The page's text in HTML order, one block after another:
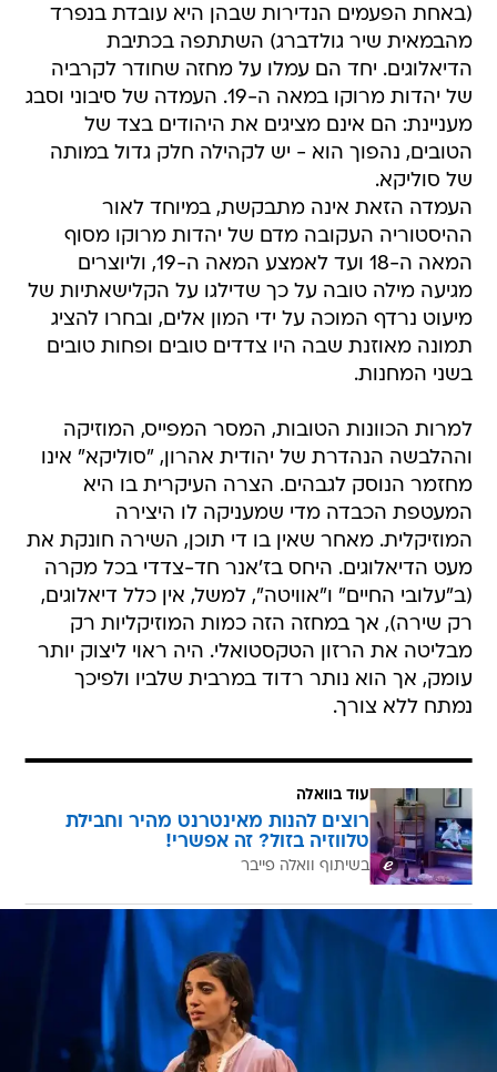
(באחת הפעמים הנדירות שבהן היא עובדת בנפרד
מהבמאית שיר גולדברג) השתתפה בכתיבת
הדיאלוגים. יחד הם עמלו על מחזה שחודר לקרביה
של יהדות מרוקו במאה ה-19. העמדה של סיבוני וסבג
מעניינת: הם אינם מציגים את היהודים בצד של
הטובים, נהפוך הוא - יש לקהילה חלק גדול במותה
של סוליקא.
העמדה הזאת אינה מתבקשת, במיוחד לאור
ההיסטוריה העקובה מדם של יהדות מרוקו מסוף
המאה ה-18 ועד לאמצע המאה ה-19, וליוצרים
מגיעה מילה טובה על כך שדילגו על הקלישאתיות של
מיעוט נרדף המוכה על ידי המון אלים, ובחרו להציג
תמונה מאוזנת שבה היו צדדים טובים ופחות טובים
בשני המחנות.
למרות הכוונות הטובות, המסר המפייס, המוזיקה
וההלבשה הנהדרת של יהודית אהרון, "סוליקא" אינו
מחזמר הנוסק לגבהים. הצרה העיקרית בו היא
המעטפת הכבדה מדי שמעניקה לו היצירה
המוזיקלית. מאחר שאין בו די תוכן, השירה חונקת את
מעט הדיאלוגים. היחס בז'אנר חד-צדדי בכל מקרה
(ב"עלובי החיים" ו"אוויטה", למשל, אין כלל דיאלוגים,
רק שירה), אך במחזה הזה כמות המוזיקליות רק
מבליטה את הרזון הטקסטואלי. היה ראוי ליצוק יותר
עומק, אך הוא נותר רדוד במרבית שלביו ולפיכך
נמתח ללא צורך.
עוד בוואלה
רוצים להנות מאינטרנט מהיר וחבילת
טלווזיה בזול? זה אפשרי!
בשיתוף וואלה פייבר